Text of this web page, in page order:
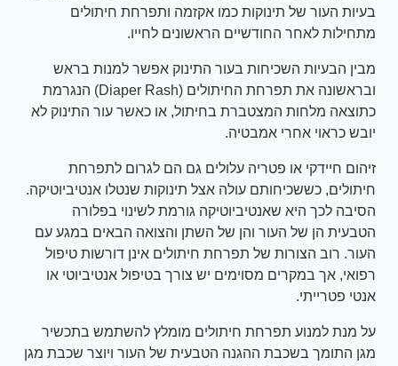
בעיות העור של תינוקות כמו אקזמה ותפרחת חיתולים
מתחילות לאחר החודשיים הראשונים לחייו.
מבין הבעיות השכיחות בעור התינוק אפשר למנות בראש
ובראשונה את תפרחת החיתולים (Diaper Rash) הנגרמת
כתוצאה מלחות המצטברת בחיתול, או כאשר עור התינוק לא
יובש כראוי אחרי אמבטיה.
זיהום חיידקי או פטריה עלולים גם הם לגרום לתפרחת
חיתולים, כששכיחותם עולה אצל תינוקות שנטלו אנטיביוטיקה.
הסיבה לכך היא שאנטיביוטיקה גורמת לשינוי בפלורה
הטבעית הן של העור והן של השתן והצואה הבאים במגע עם
העור. רוב הצורות של תפרחת חיתולים אינן דורשות טיפול
רפואי, אך במקרים מסוימים יש צורך בטיפול אנטיביוטי או
אנטי פטרייתי.
על מנת למנוע תפרחת חיתולים מומלץ להשתמש בתכשיר
מגן התומך בשכבת ההגנה הטבעית של העור ויוצר שכבת מגן